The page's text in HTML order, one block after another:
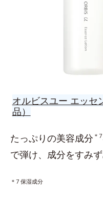
オルビスユー エッセ
品）
たっぷりの美容成分 ＊7
で弾け、成分をすみ
＊7 保湿成分